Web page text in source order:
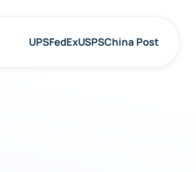
UPSFedExUSPSChina Post